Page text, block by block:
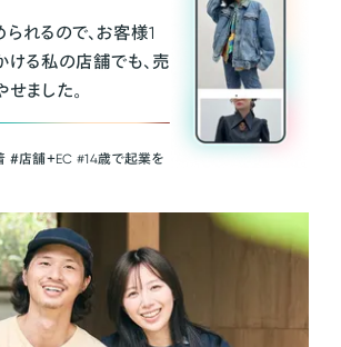
れるので、お客様1
る私の店舗でも、売
ました。
＃店舗＋EC #14歳で起業を